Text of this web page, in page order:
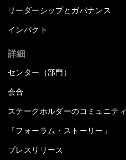
リーダーシップとガバナンス
インパクト
詳細
センター（部門）
会合
ステークホルダーのコミュニティ
「フォーラム・ストーリー」
プレスリリース